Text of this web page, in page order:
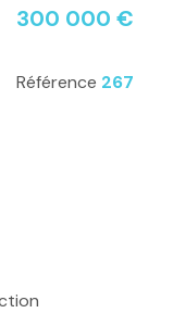
300 000 €
Référence 267